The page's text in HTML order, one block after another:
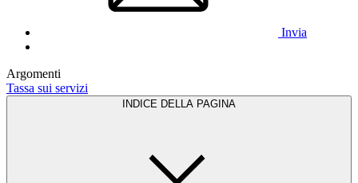
Invia
Argomenti
Tassa sui servizi
INDICE DELLA PAGINA